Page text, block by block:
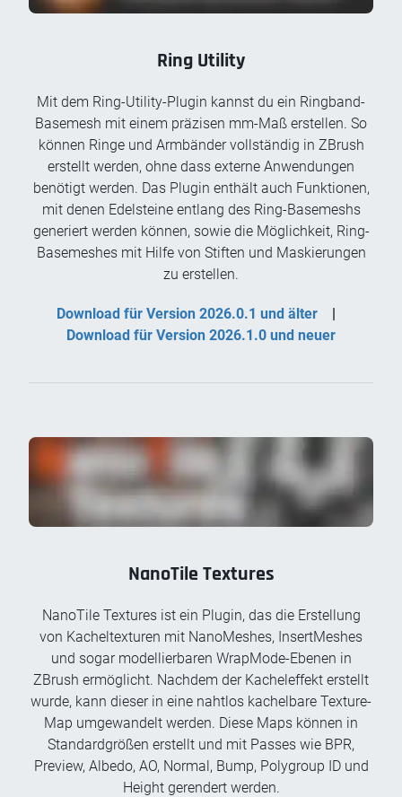
Ring Utility
Mit dem Ring-Utility-Plugin kannst du ein Ringband-
Basemesh mit einem präzisen mm-Maß erstellen. So
können Ringe und Armbänder vollständig in ZBrush
erstellt werden, ohne dass externe Anwendungen
benötigt werden. Das Plugin enthält auch Funktionen,
mit denen Edelsteine entlang des Ring-Basemeshs
generiert werden können, sowie die Möglichkeit, Ring-
Basemeshes mit Hilfe von Stiften und Maskierungen
zu erstellen.
Download für Version 2026.0.1 und älter
Download für Version 2026.1.0 und neuer
NanoTile Textures
NanoTile Textures ist ein Plugin, das die Erstellung
von Kacheltexturen mit NanoMeshes, InsertMeshes
und sogar modellierbaren WrapMode-Ebenen in
ZBrush ermöglicht. Nachdem der Kacheleffekt erstellt
wurde, kann dieser in eine nahtlos kachelbare Texture-
Map umgewandelt werden. Diese Maps können in
Standardgrößen erstellt und mit Passes wie BPR,
Preview, Albedo, AO, Normal, Bump, Polygroup ID und
Height gerendert werden.